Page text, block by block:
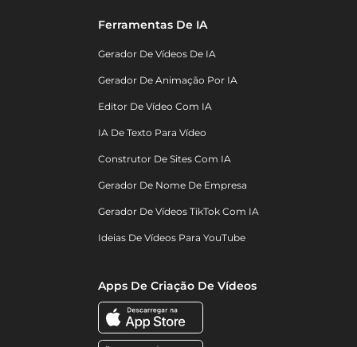
Ferramentas De IA
Gerador De Vídeos De IA
Gerador De Animação Por IA
Editor De Vídeo Com IA
IA De Texto Para Vídeo
Construtor De Sites Com IA
Gerador De Nome De Empresa
Gerador De Vídeos TikTok Com IA
Ideias De Vídeos Para YouTube
Apps De Criação De Vídeos